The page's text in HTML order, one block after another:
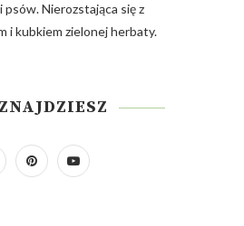
Nierozstająca się z
i kubkiem zielonej herbaty.